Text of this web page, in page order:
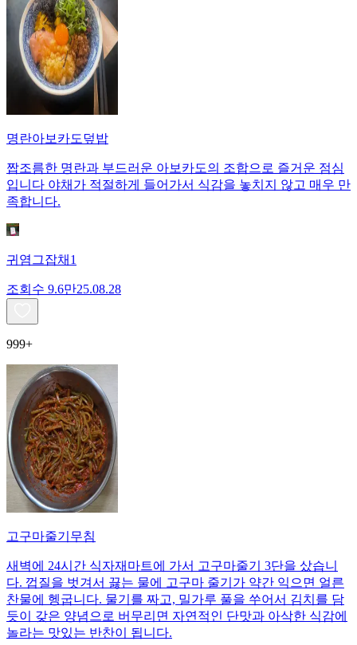
명란아보카도덮밥
짭조름한 명란과 부드러운 아보카도의 조합으로 즐거운 점심
입니다 야채가 적절하게 들어가서 식감을 놓치지 않고 매우 만
족합니다.
귀염그잡채1
조회수 9.6만25.08.28
999+
고구마줄기무침
새벽에 24시간 식자재마트에 가서 고구마줄기 3단을 샀습니
다. 껍질을 벗겨서 끓는 물에 고구마 줄기가 약간 익으면 얼른
찬물에 헹굽니다. 물기를 짜고, 밀가루 풀을 쑤어서 김치를 담
듯이 갖은 양념으로 버무리면 자연적인 단맛과 아삭한 식감에
놀라는 맛있는 반찬이 됩니다.